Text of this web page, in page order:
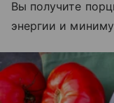
Вы получите
энергии и